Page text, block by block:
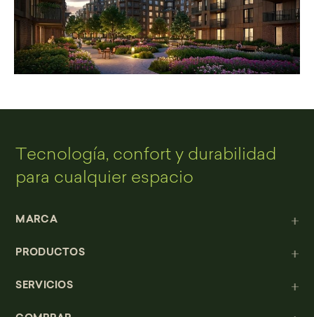
Tecnología, confort y durabilidad
para cualquier espacio
MARCA
PRODUCTOS
SERVICIOS